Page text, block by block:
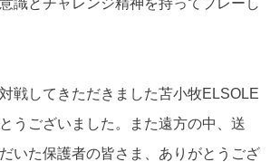
識とチャレンジ精神を持ってプレーし
戦してきただきました苫小牧ELSOLE
うございました。
また遠方の中、送
いた保護者の皆さま、ありがとうござ